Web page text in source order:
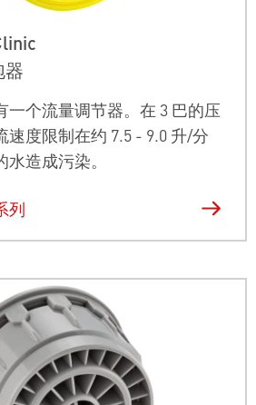
一个流量调节器。在 3 巴的压
速度限制在约 7.5 - 9.0 升/分
造成污染。
列